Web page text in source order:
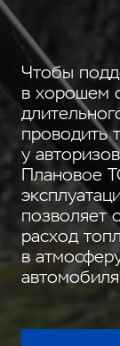
Чтобы
в хорошем
проводить
у
Плановое
позволяет
расход
в